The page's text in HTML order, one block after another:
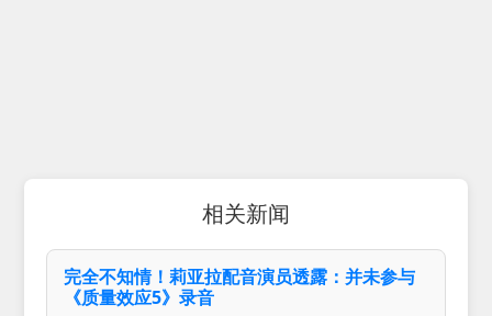
相关新闻
完全不知情！莉亚拉配音演员透露：并未参与
《质量效应5》录音